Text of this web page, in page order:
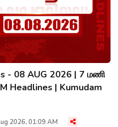
- 08 AUG 2026 | 7 மணி
Headlines | Kumudam
2026, 01:09 AM